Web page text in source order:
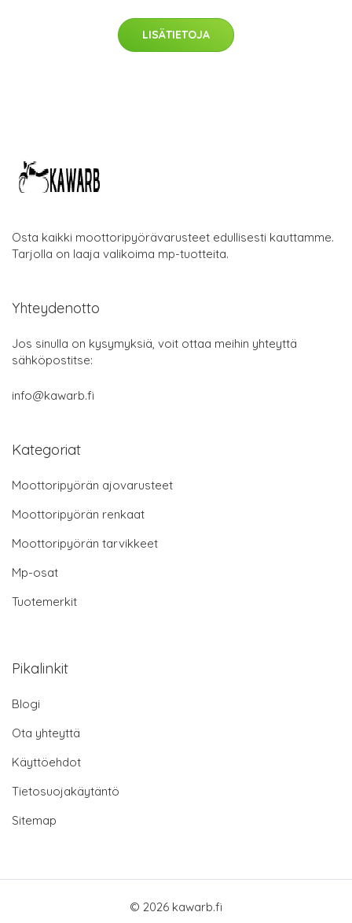
LISÄTIETOJA
Osta kaikki moottoripyörävarusteet edullisesti kauttamme.
Tarjolla on laaja valikoima mp-tuotteita.
Yhteydenotto
Jos sinulla on kysymyksiä, voit ottaa meihin yhteyttä
sähköpostitse:
info@kawarb.fi
Kategoriat
Moottoripyörän ajovarusteet
Moottoripyörän renkaat
Moottoripyörän tarvikkeet
Mp-osat
Tuotemerkit
Pikalinkit
Blogi
Ota yhteyttä
Käyttöehdot
Tietosuojakäytäntö
Sitemap
© 2026 kawarb.fi